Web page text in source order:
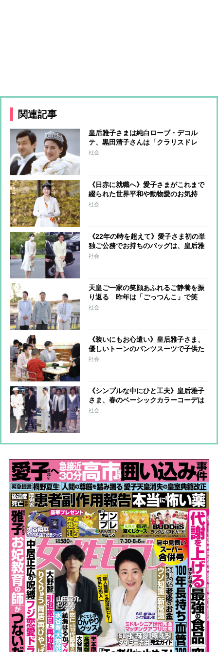
関連記事
皇后雅子さまは純白ローブ・デコル
テ、黒田清子さんは「クラリスドレ
ス」と話題に 女性皇族の華麗な
社会
《日赤に就職へ》愛子さまがこれまで
綴られた世界平和や動物愛のお気持
ち 雅子さまは愛子さまの作文を回想
社会
《22年の時を超えて》愛子さま初の単
独ご公務でお持ちのバッグは、皇后雅
子さまが以前使われていたもの 装い
社会
天皇ご一家の笑顔あふれるご静養を振
り返る 昨年は「ごっつんこ」で笑
顔、愛子さまの思い出は家族とサーフ
社会
《装いにもお心遣い》皇后雅子さま、
優しいトーンのパンツスーツで子供た
ちへ向けられる温かい眼差し
社会
《シンプルな中にひと工夫》皇后雅子
さま、春のベーシックカラーコーデは
アクセサリーや小物でツヤ感をプラス
社会